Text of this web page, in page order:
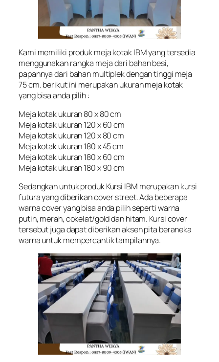
Kami memiliki produk meja kotak IBM yang tersedia
menggunakan rangka meja dari bahan besi,
papannya dari bahan multiplek dengan tinggi meja
75 cm. berikut ini merupakan ukuran meja kotak
yang bisa anda pilih :
Meja kotak ukuran 80 x 80 cm
Meja kotak ukuran 120 x 60 cm
Meja kotak ukuran 120 x 80 cm
Meja kotak ukuran 180 x 45 cm
Meja kotak ukuran 180 x 60 cm
Meja kotak ukuran 180 x 90 cm
Sedangkan untuk produk Kursi IBM merupakan kursi
futura yang diberikan cover street. Ada beberapa
warna cover yang bisa anda pilih seperti warna
putih, merah, cokelat/gold dan hitam. Kursi cover
tersebut juga dapat diberikan aksen pita beraneka
warna untuk mempercantik tampilannya.